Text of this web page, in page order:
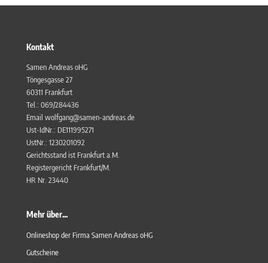
Kontakt
Samen Andreas oHG
Töngesgasse 27
60311 Frankfurt
Tel.: 069/284436
Email wolfgang@samen-andreas.de
Ust-IdNr.: DE111995271
UstNr.: 1230201092
Gerichtsstand ist Frankfurt a.M.
Registergericht Frankfurt/M.
HR Nr. 23440
Mehr über...
Onlineshop der Firma Samen Andreas oHG
Gutscheine